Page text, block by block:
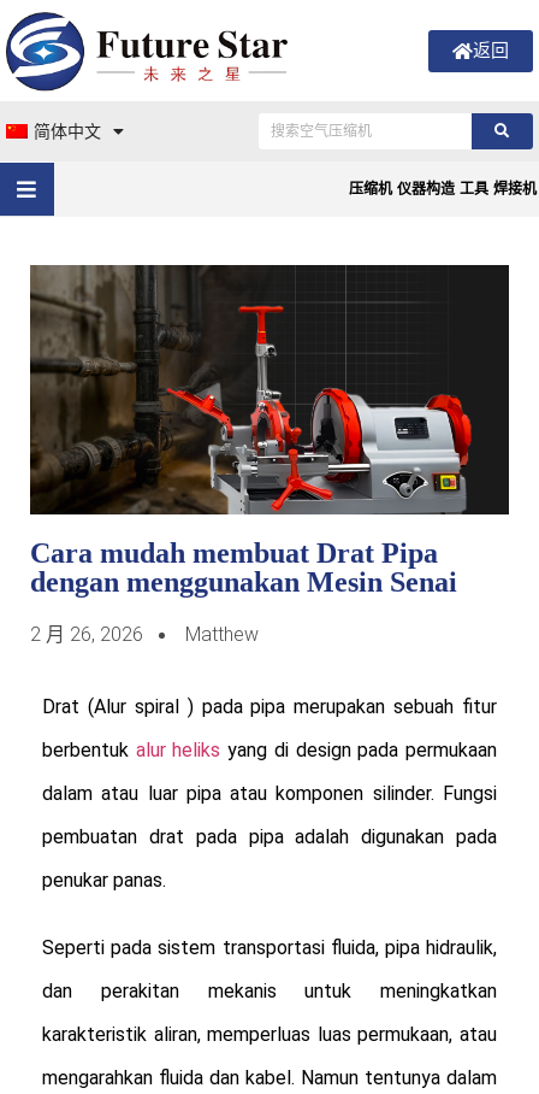
返回
简体中文
压缩机 仪器构造 工具 焊接机
Cara mudah membuat Drat Pipa
dengan menggunakan Mesin Senai
2 月 26, 2026 Matthew
Drat (Alur spiral ) pada pipa merupakan sebuah fitur
berbentuk alur heliks yang di design pada permukaan
dalam atau luar pipa atau komponen silinder. Fungsi
pembuatan drat pada pipa adalah digunakan pada
penukar panas.
Seperti pada sistem transportasi fluida, pipa hidraulik,
dan perakitan mekanis untuk meningkatkan
karakteristik aliran, memperluas luas permukaan, atau
mengarahkan fluida dan kabel. Namun tentunya dalam